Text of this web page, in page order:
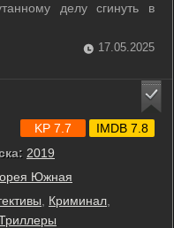
делу сгинуть в
17.05.2025
2019
Южная
Криминал
KP 7.7 IMDB 7.8